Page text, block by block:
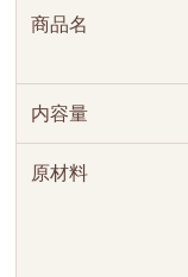
商品名
内容量
原材料